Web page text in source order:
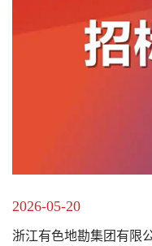
2026-05-20
浙江有色地勘集团有限